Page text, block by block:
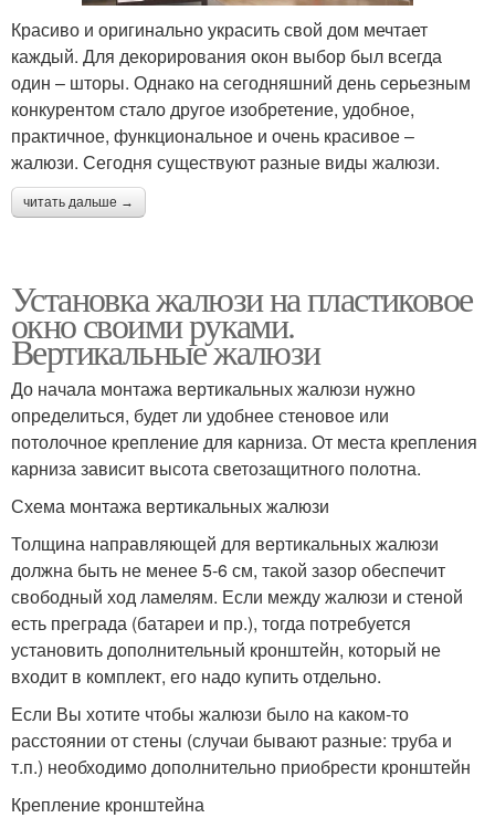
Красиво и оригинально украсить свой дом мечтает
каждый. Для декорирования окон выбор был всегда
один – шторы. Однако на сегодняшний день серьезным
конкурентом стало другое изобретение, удобное,
практичное, функциональное и очень красивое –
жалюзи. Сегодня существуют разные виды жалюзи.
читать дальше →
Установка жалюзи на пластиковое
окно своими руками.
Вертикальные жалюзи
До начала монтажа вертикальных жалюзи нужно
определиться, будет ли удобнее стеновое или
потолочное крепление для карниза. От места крепления
карниза зависит высота светозащитного полотна.
Схема монтажа вертикальных жалюзи
Толщина направляющей для вертикальных жалюзи
должна быть не менее 5-6 см, такой зазор обеспечит
свободный ход ламелям. Если между жалюзи и стеной
есть преграда (батареи и пр.), тогда потребуется
установить дополнительный кронштейн, который не
входит в комплект, его надо купить отдельно.
Если Вы хотите чтобы жалюзи было на каком-то
расстоянии от стены (случаи бывают разные: труба и
т.п.) необходимо дополнительно приобрести кронштейн
Крепление кронштейна